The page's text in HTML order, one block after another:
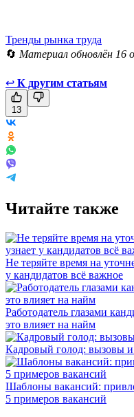
Тренды рынка труда
🔄 Материал обновлён 16
↩ К другим статьям
13
Читайте также
Не теряйте время на
у кандидатов всё важное
Работодатель глазами
это влияет на найм
Кадровый голод: вызовы
Шаблоны вакансий:
5 примеров вакансий